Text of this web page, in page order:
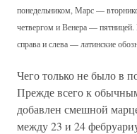
понедельником, Марс —
четвергом и Венера —
справа и слева — латинские
Чего только не было в
Прежде всего к
добавлен смешной
между 23 и 24